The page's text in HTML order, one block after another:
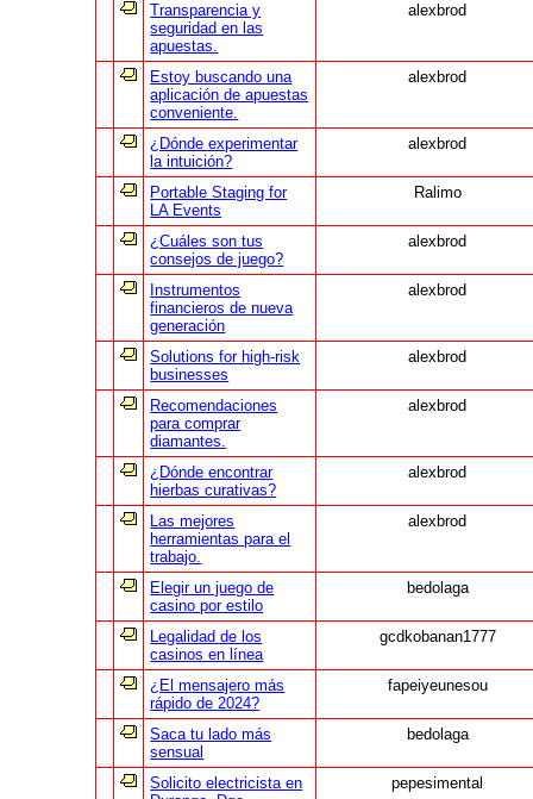
Transparencia y
seguridad en las
apuestas.
alexbrod
Estoy buscando una
aplicación de apuestas
conveniente.
alexbrod
¿Dónde experimentar
la intuición?
alexbrod
Portable Staging for
LA Events
Ralimo
¿Cuáles son tus
consejos de juego?
alexbrod
Instrumentos
financieros de nueva
generación
alexbrod
Solutions for high-risk
businesses
alexbrod
Recomendaciones
para comprar
diamantes.
alexbrod
¿Dónde encontrar
hierbas curativas?
alexbrod
Las mejores
herramientas para el
trabajo.
alexbrod
Elegir un juego de
casino por estilo
bedolaga
Legalidad de los
casinos en línea
gcdkobanan1777
¿El mensajero más
rápido de 2024?
fapeiyeunesou
Saca tu lado más
sensual
bedolaga
Solicito electricista en
pepesimental